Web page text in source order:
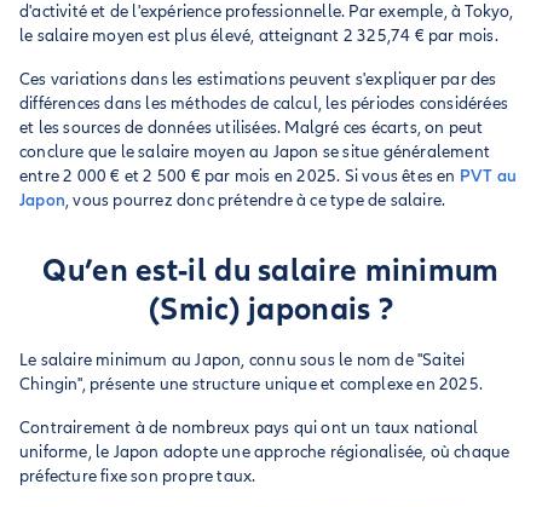
d'activité et de l'expérience professionnelle. Par exemple, à Tokyo,
le salaire moyen est plus élevé, atteignant 2 325,74 € par mois.
Ces variations dans les estimations peuvent s'expliquer par des
différences dans les méthodes de calcul, les périodes considérées
et les sources de données utilisées. Malgré ces écarts, on peut
conclure que le salaire moyen au Japon se situe généralement
entre 2 000 € et 2 500 € par mois en 2025. Si vous êtes en PVT au
Japon, vous pourrez donc prétendre à ce type de salaire.
Qu’en est-il du salaire minimum
(Smic) japonais ?
Le salaire minimum au Japon, connu sous le nom de "Saitei
Chingin", présente une structure unique et complexe en 2025.
Contrairement à de nombreux pays qui ont un taux national
uniforme, le Japon adopte une approche régionalisée, où chaque
préfecture fixe son propre taux.